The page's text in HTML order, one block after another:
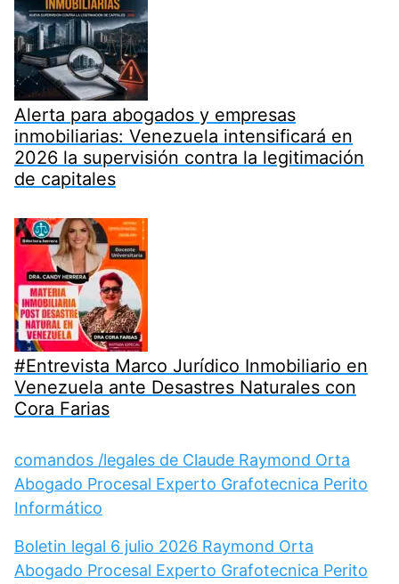
Alerta para abogados y empresas
inmobiliarias: Venezuela intensificará en
2026 la supervisión contra la legitimación
de capitales
#Entrevista Marco Jurídico Inmobiliario en
Venezuela ante Desastres Naturales con
Cora Farias
comandos /legales de Claude Raymond Orta
Abogado Procesal Experto Grafotecnica Perito
Informático
Boletin legal 6 julio 2026 Raymond Orta
Abogado Procesal Experto Grafotecnica Perito